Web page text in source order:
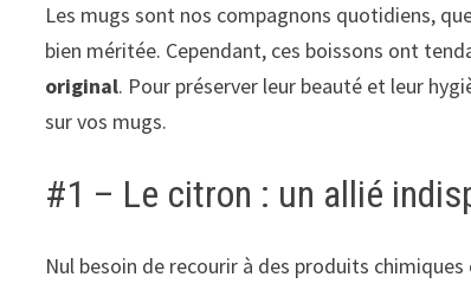
Les mugs sont nos compagnons quotidiens,
bien méritée. Cependant, ces boissons ont
original. Pour préserver leur beauté et leur
sur vos mugs.
#1 – Le citron : un allié
Nul besoin de recourir à des produits